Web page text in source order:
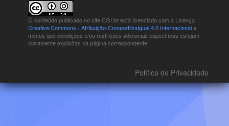
O conteúdo publicado no site CGI.br está licenciado com a Licença
Creative Commons - Atribuição-CompartilhaIgual 4.0 Internacionala
menos que condições e/ou restrições adicionais específicas estejam
claramente explícitas na página correspondente.
Política de Privacidade